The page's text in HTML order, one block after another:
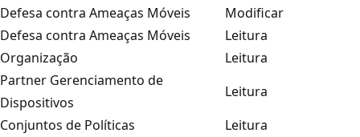
Defesa contra Ameaças Móveis
Modificar
Defesa contra Ameaças Móveis
Leitura
Organização
Leitura
Partner Gerenciamento de
Dispositivos
Leitura
Conjuntos de Políticas
Leitura